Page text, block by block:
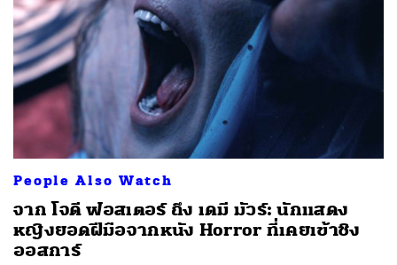
People Also Watch
จาก โจดี ฟอสเตอร์ ถึง เดมี มัวร์: นักแสดง
หญิงยอดฝีมือจากหนัง Horror ที่เคยเข้าชิง
ออสการ์
SHARE TWEET LINE EMAIL